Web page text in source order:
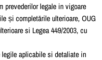
prevederilor legale in vigoare
si completarile ulterioare, OUG
si Legea 449/2003, cu
aplicabile si detaliate in